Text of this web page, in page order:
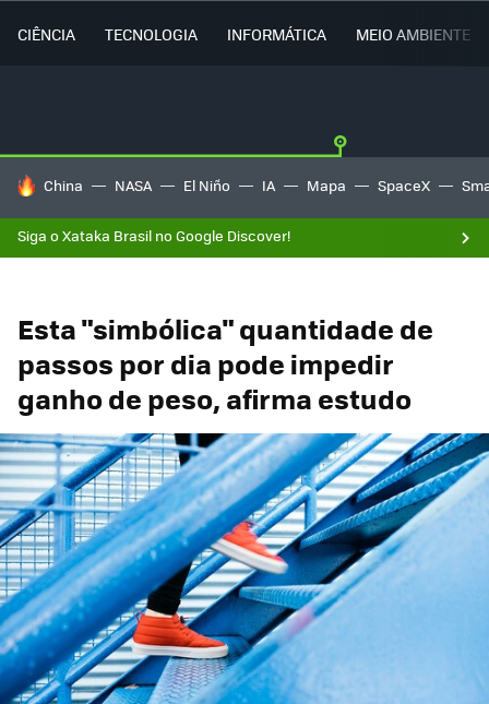
CIÊNCIA TECNOLOGIA INFORMÁTICA MEIO AMBIENTE
TENDÊNCIAS DO DIA
China NASA El Niño IA Mapa SpaceX
Siga o Xataka Brasil no Google Discover!
Esta "simbólica" quantidade de
passos por dia pode impedir
ganho de peso, afirma estudo